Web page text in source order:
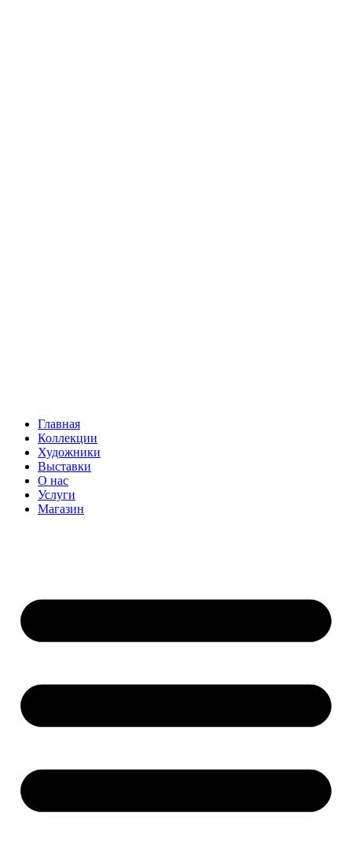
Главная
Коллекции
Художники
Выставки
О нас
Услуги
Магазин